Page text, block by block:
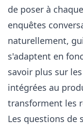
de poser à
enquêtes
naturellement,
s'adaptent en
savoir plus sur les
intégrées au
transforment les
Les questions de